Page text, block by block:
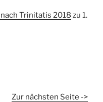
Trinitatis 2018 zu 1.
Zur nächsten Seite ->